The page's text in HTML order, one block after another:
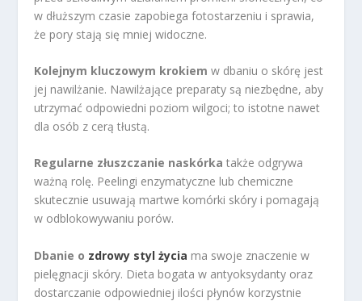
w dłuższym czasie zapobiega fotostarzeniu i sprawia,
że pory stają się mniej widoczne.
Kolejnym kluczowym krokiem w dbaniu o skórę jest
jej nawilżanie. Nawilżające preparaty są niezbędne, aby
utrzymać odpowiedni poziom wilgoci; to istotne nawet
dla osób z cerą tłustą.
Regularne złuszczanie naskórka także odgrywa
ważną rolę. Peelingi enzymatyczne lub chemiczne
skutecznie usuwają martwe komórki skóry i pomagają
w odblokowywaniu porów.
Dbanie o zdrowy styl życia ma swoje znaczenie w
pielęgnacji skóry. Dieta bogata w antyoksydanty oraz
dostarczanie odpowiedniej ilości płynów korzystnie